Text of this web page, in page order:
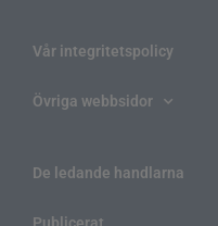
Vår integritetspolicy
Övriga webbsidor
De ledande handlarna